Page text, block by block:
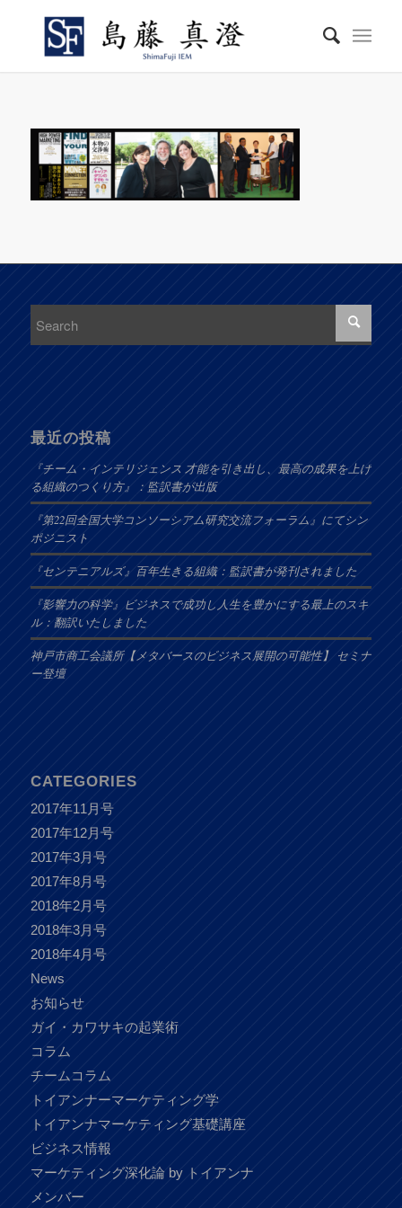
最近の投稿
『チーム・インテリジェンス 才能を引き出し、最高の成果を上げ
る組織のつくり方』：監訳書が出版
『第22回全国大学コンソーシアム研究交流フォーラム』にてシン
ポジニスト
『センテニアルズ』百年生きる組織：監訳書が発刊されました
『影響力の科学』ビジネスで成功し人生を豊かにする最上のスキ
ル：翻訳いたしました
神戸市商工会議所【メタバースのビジネス展開の可能性】 セミナ
ー登壇
CATEGORIES
2017年11月号
2017年12月号
2017年3月号
2017年8月号
2018年2月号
2018年3月号
2018年4月号
News
お知らせ
ガイ・カワサキの起業術
コラム
チームコラム
トイアンナーマーケティング学
トイアンナマーケティング基礎講座
ビジネス情報
マーケティング深化論 by トイアンナ
メンバー